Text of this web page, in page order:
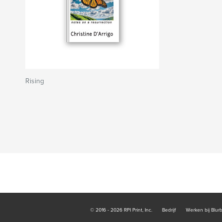
Rising
© 2016 - 2026 RPI Print, Inc. Bedrijf Werken bij Blurb